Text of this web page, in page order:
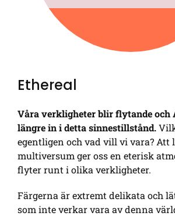
Ethereal
Våra verkligheter blir flytande och
längre in i detta sinnestillstånd.
egentligen och vad vill vi vara? Att
multiversum ger oss en eterisk
flyter runt i olika verkligheter.
Färgerna är extremt delikata och
som inte verkar vara av denna